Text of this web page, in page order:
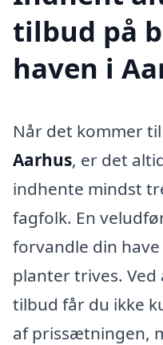
tilbud på
haven i
Når det kommer til
Aarhus, er det
indhente mindst
fagfolk. En
forvandle din
planter trives.
tilbud får du ikke
af prissætningen,